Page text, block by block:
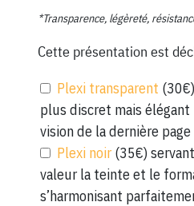
*Transparence, légèreté,
Cette présentation est
Plexi transparent
plus discret mais
vision de la dernière
Plexi noir (35€)
valeur la teinte et le
s’harmonisant